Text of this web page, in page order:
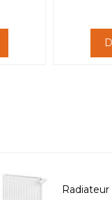
Radiateur